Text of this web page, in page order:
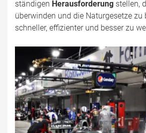
ständigen Herausforderung stellen,
überwinden und die Naturgesetze zu
schneller, effizienter und besser zu